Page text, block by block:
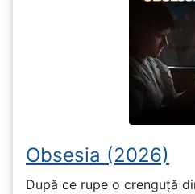
Obsesia (2026)
După ce rupe o crenguță